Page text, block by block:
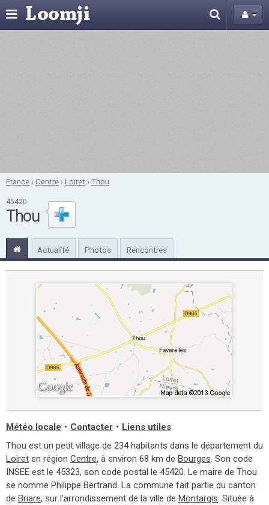
France ›Centre ›Loiret ›Thou
45420
Thou
Actualité Photos Rencontres
Météo locale • Contacter • Liens utiles
Thou est un petit village de 234 habitants dans le département du
Loiret en région Centre, à environ 68 km de Bourges. Son code
INSEE est le 45323, son code postal le 45420. Le maire de Thou
se nomme Philippe Bertrand. La commune fait partie du canton
de Briare, sur l'arrondissement de la ville de Montargis. Située à